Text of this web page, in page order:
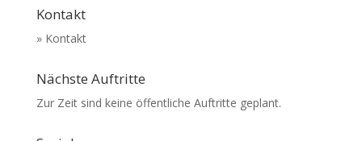
Kontakt
» Kontakt
Nächste Auftritte
Zur Zeit sind keine öffentliche Auftritte geplant.